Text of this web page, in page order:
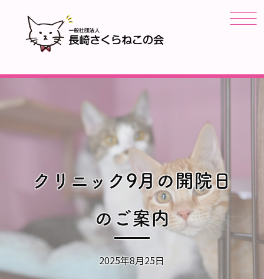
クリニック9月の開院日
のご案内
2025年8月25日